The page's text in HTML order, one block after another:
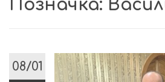
Позначка:
08/01